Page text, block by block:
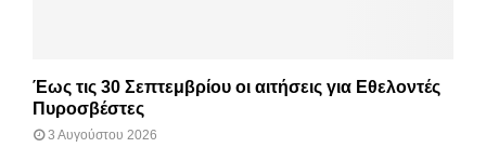
Έως τις 30 Σεπτεμβρίου οι αιτήσεις για Εθελοντές
Πυροσβέστες
3 Αυγούστου 2026